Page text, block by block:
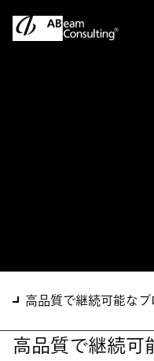
高品質で継続可能な
高品質で継続可